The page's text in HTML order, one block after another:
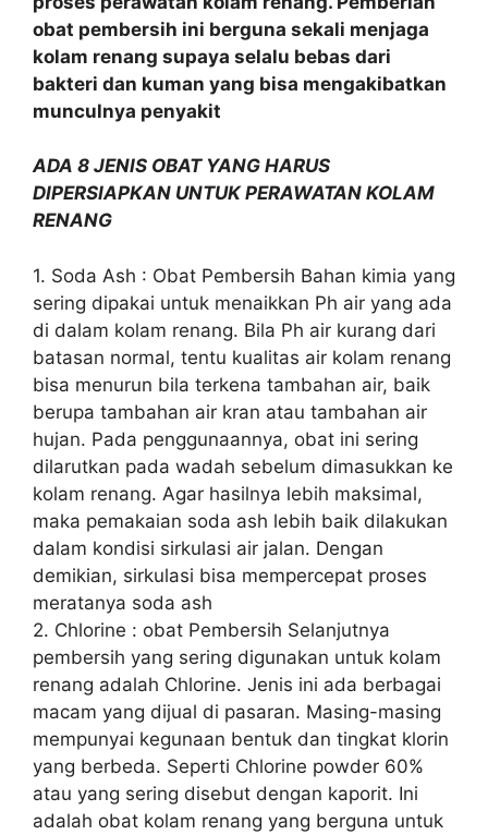
obat pembersih ini berguna sekali menjaga
kolam renang supaya selalu bebas dari
bakteri dan kuman yang bisa mengakibatkan
munculnya penyakit
ADA 8 JENIS OBAT YANG HARUS
DIPERSIAPKAN UNTUK PERAWATAN KOLAM
RENANG
1. Soda Ash : Obat Pembersih Bahan kimia yang
sering dipakai untuk menaikkan Ph air yang ada
di dalam kolam renang. Bila Ph air kurang dari
batasan normal, tentu kualitas air kolam renang
bisa menurun bila terkena tambahan air, baik
berupa tambahan air kran atau tambahan air
hujan. Pada penggunaannya, obat ini sering
dilarutkan pada wadah sebelum dimasukkan ke
kolam renang. Agar hasilnya lebih maksimal,
maka pemakaian soda ash lebih baik dilakukan
dalam kondisi sirkulasi air jalan. Dengan
demikian, sirkulasi bisa mempercepat proses
meratanya soda ash
2. Chlorine : obat Pembersih Selanjutnya
pembersih yang sering digunakan untuk kolam
renang adalah Chlorine. Jenis ini ada berbagai
macam yang dijual di pasaran. Masing-masing
mempunyai kegunaan bentuk dan tingkat klorin
yang berbeda. Seperti Chlorine powder 60%
atau yang sering disebut dengan kaporit. Ini
adalah obat kolam renang yang berguna untuk